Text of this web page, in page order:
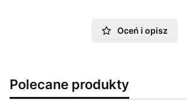
Oceń i opisz
Polecane produkty